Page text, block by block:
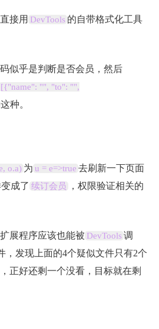
接用 DevTools 的自带格式化工具
似乎是判断是否会员，然后
[{"name": "", "to": "",
这种。
o.a) 为 u = e=>true 去刷新一下页面
成了 续订会员
，权限验证相关的
展程序应该也能被 DevTools 调
，发现上面的4个疑似文件只有2个
正好还剩一个没看，目标就在剩